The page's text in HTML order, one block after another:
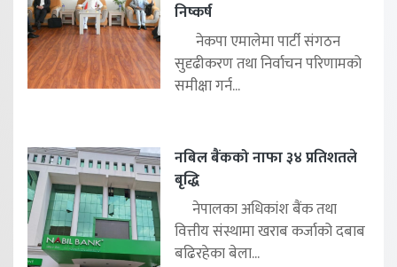
निष्कर्ष
नेकपा एमालेमा पार्टी संगठन
सुदृढीकरण तथा निर्वाचन परिणामको
समीक्षा गर्न...
नबिल बैंकको नाफा ३४ प्रतिशतले
बृद्धि
नेपालका अधिकांश बैंक तथा
वित्तीय संस्थामा खराब कर्जाको दबाब
बढिरहेका बेला...